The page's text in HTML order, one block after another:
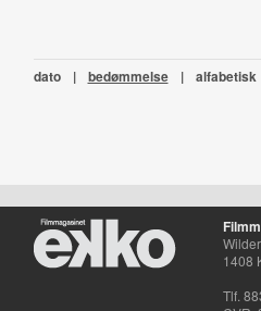
dato | bedømmelse | alfabetisk
1408
Tlf.